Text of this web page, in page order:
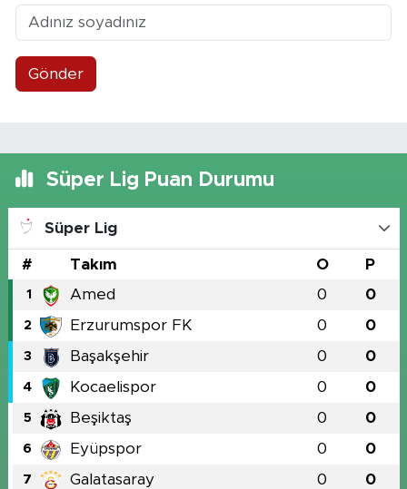
Gönder
Süper Lig Puan Durumu
Süper Lig
# Takım O P
1 Amed 0 0
2 Erzurumspor FK 0 0
3 Başakşehir 0 0
4 Kocaelispor 0 0
5 Beşiktaş 0 0
6 Eyüpspor 0 0
7 Galatasaray 0 0